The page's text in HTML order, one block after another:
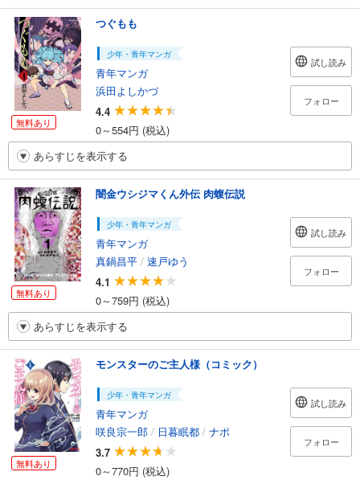
無料あり
つぐもも
少年・青年マンガ
青年マンガ
浜田よしかづ
4.4
0～554円 (税込)
試し読み
フォロー
あらすじを表示する
無料あり
闇金ウシジマくん外伝 肉蝮伝説
少年・青年マンガ
青年マンガ
真鍋昌平 / 速戸ゆう
4.1
0～759円 (税込)
試し読み
フォロー
あらすじを表示する
無料あり
モンスターのご主人様（コミック）
少年・青年マンガ
青年マンガ
咲良宗一郎 / 日暮眠都 / ナポ
3.7
0～770円 (税込)
試し読み
フォロー